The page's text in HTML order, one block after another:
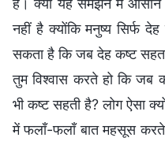
नहीं है क्योंकि मनुष्य सिर्फ
सकता है कि जब देह कष्ट
तुम विश्वास करते हो कि जब
भी कष्ट सहती है? लोग ऐसा
में फलाँ-फलाँ बात महसूस करते